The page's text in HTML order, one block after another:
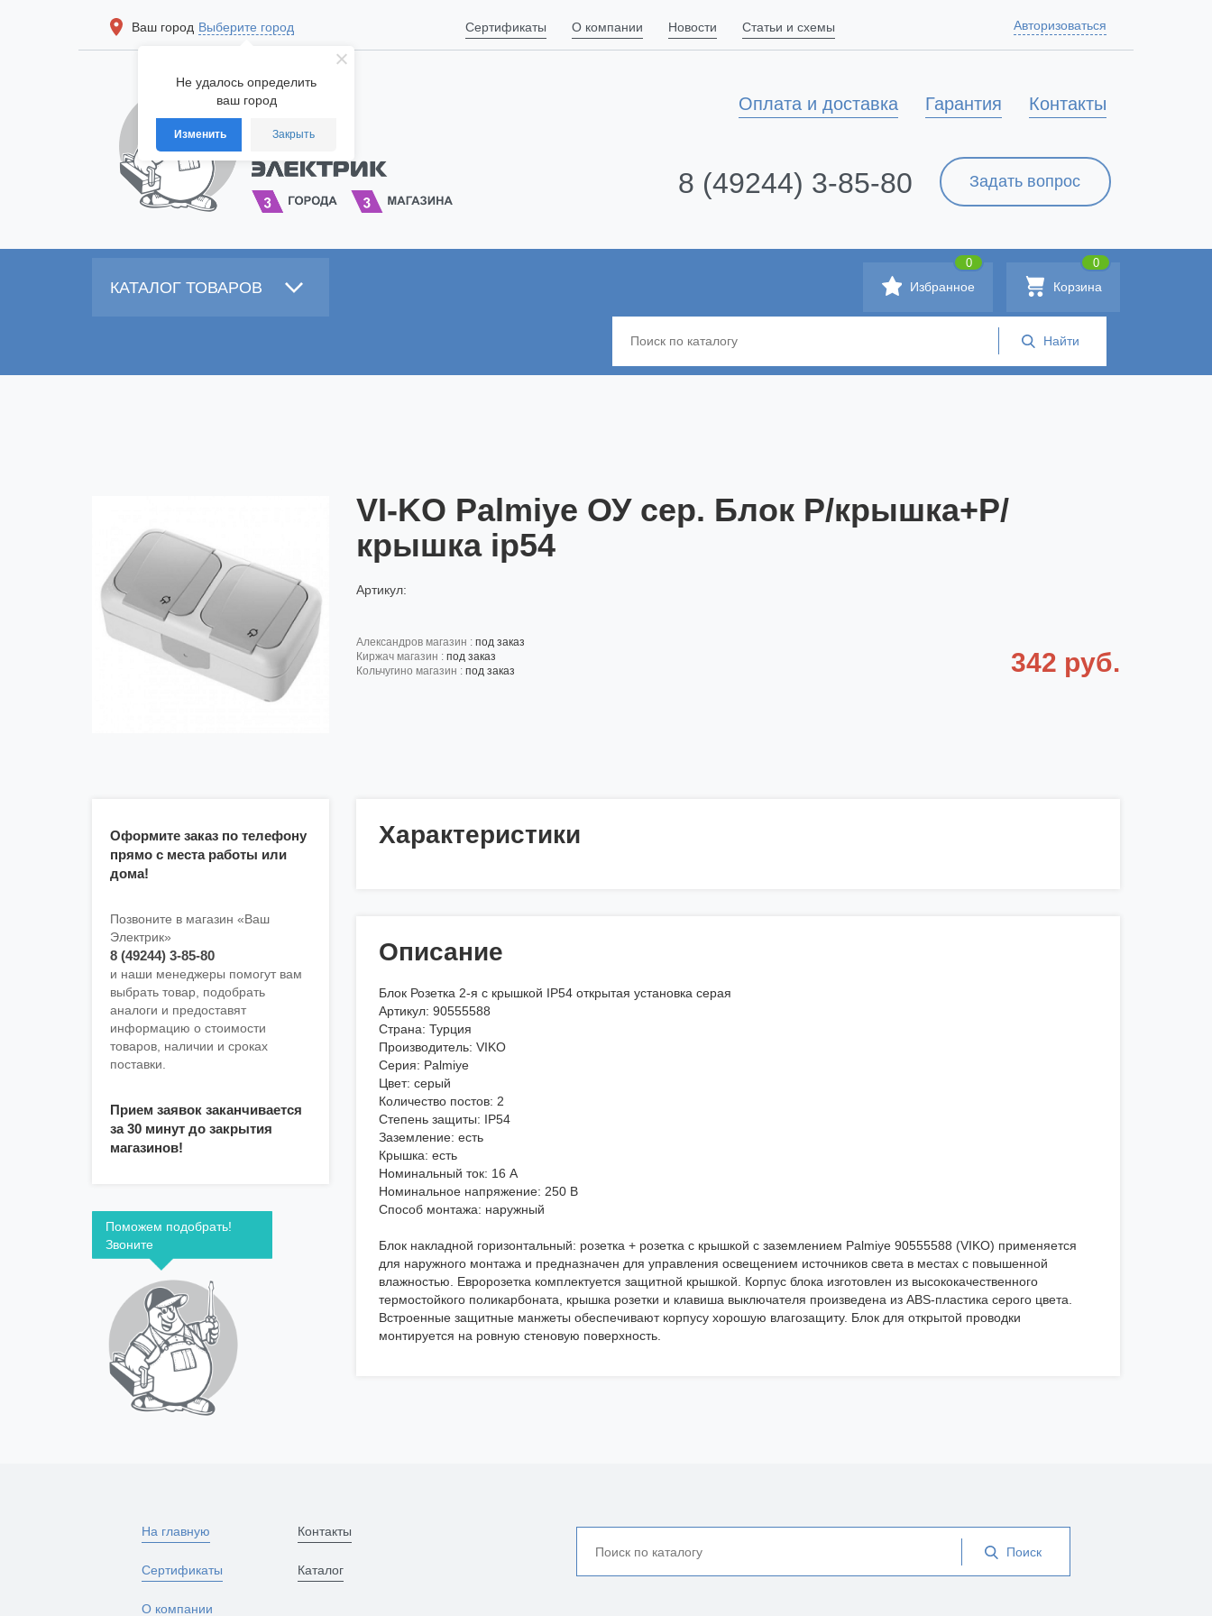
Не удалось определить
ваш город
Изменить Закрыть
Ваш город Выберите город Сертификаты О компании Новости Статьи и схемы Авторизоваться
Контакты
Гарантия
Оплата и доставка
Задать вопрос
8 (49244) 3-85-80
КАТАЛОГ ТОВАРОВ Корзина
0
Избранное
0
VI-KO Palmiye ОУ сер. Блок Р/крышка+Р/
крышка ip54
Артикул:
александров магазин : под заказ
киржач магазин : под заказ
кольчугино магазин : под заказ 342 руб.
Оформите заказ по телефону
прямо с места работы или
дома!
Позвоните в магазин «Ваш
Электрик»
8 (49244) 3-85-80
и наши менеджеры помогут вам
выбрать товар, подобрать
аналоги и предоставят
информацию о стоимости
товаров, наличии и сроках
поставки.
Прием заявок заканчивается
за 30 минут до закрытия
магазинов!
Поможем подобрать!
Звоните
Характеристики
Описание
Блок Розетка 2-я с крышкой IP54 открытая установка серая
Артикул: 90555588
Страна: Турция
Производитель: VIKO
Серия: Palmiye
Цвет: серый
Количество постов: 2
Степень защиты: IP54
Заземление: есть
Крышка: есть
Номинальный ток: 16 А
Номинальное напряжение: 250 В
Способ монтажа: наружный
Блок накладной горизонтальный: розетка + розетка с крышкой с заземлением Palmiye 90555588 (VIKO) применяется
для наружного монтажа и предназначен для управления освещением источников света в местах с повышенной
влажностью. Евророзетка комплектуется защитной крышкой. Корпус блока изготовлен из высококачественного
термостойкого поликарбоната, крышка розетки и клавиша выключателя произведена из ABS-пластика серого цвета.
Встроенные защитные манжеты обеспечивают корпусу хорошую влагозащиту. Блок для открытой проводки
монтируется на ровную стеновую поверхность.
На главную
Сертификаты
О компании
Контакты
Каталог